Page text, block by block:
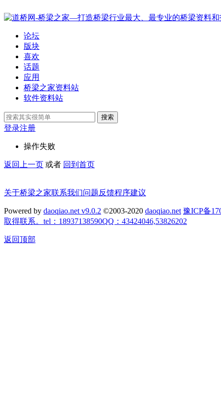
论坛
版块
喜欢
话题
应用
桥梁之家资料站
软件资料站
搜索
登录注册
操作失败
返回上一页 或者 回到首页
关于桥梁之家联系我们问题反馈程序建议
Powered by daoqiao.net v9.0.2 ©2003-2020 daoqiao.net 豫ICP备
取得联系。tel：18937138590QQ：43424046,53826202
返回顶部